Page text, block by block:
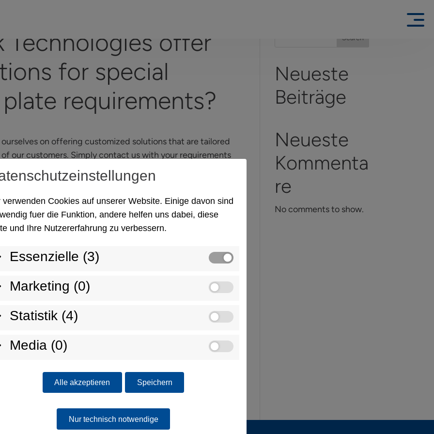
verwenden Cookies auf unserer Website. Einige davon sind
fuer die Funktion, andere helfen uns dabei, diese
und Ihre Nutzererfahrung zu verbessern.
Essenzielle (3)
Marketing (0)
Statistik (4)
Media (0)
Alle akzeptieren Speichern
Nur technisch notwendige
Technologies offer
for special
requirements?
on offering customized solutions that are tailored
our customers. Simply contact us with your requirements
Search
Neueste
Beiträge
Neueste
Kommenta
re
No comments to show.